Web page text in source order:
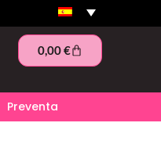
0,00€
Preventa